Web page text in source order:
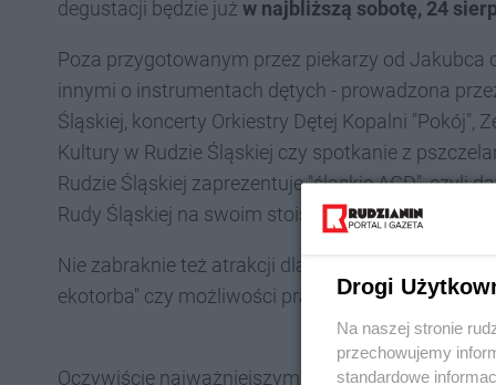
degustacji będzie już w najbliższą sobotę, 24
Poza przygotowanym przez piekarzy od Jakubca
innymi o instrumentach dętych - prowadzona
Śląskiej, koncerty Orkiestry Dętej Kopalni "Pokój",
Kultury w Rudzie Śląskiej czy spotkanie z
Rudzie Śląskiej zaprezentuje "śląskie AGD", czyli
Rudy Śląskiej na swoim stoisku proponuje
Nie zabraknie też atrakcji dla najmłodszych -
ekotorba" czy możliwości prania na waszbrecie i
Oczywiście najważniejszym elementem
Drogi
Na naszej stronie
przechowujemy
standardowe